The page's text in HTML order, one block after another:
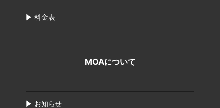
料金表
MOAについて
お知らせ